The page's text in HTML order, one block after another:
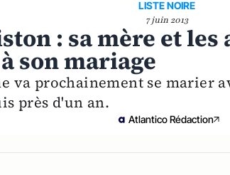
LISTE NOIRE
7 juin 2013
: sa mère et les
son mariage
va prochainement se marier
près d'un an.
Atlantico Rédaction